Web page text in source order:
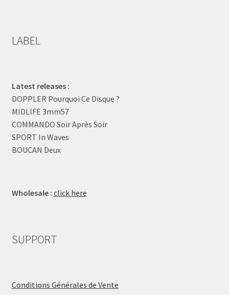
LABEL
Latest releases :
DOPPLER Pourquoi Ce Disque ?
MIDLIFE 3mm57
COMMANDO Soir Après Soir
SPORT In Waves
BOUCAN Deux
Wholesale : click here
SUPPORT
Conditions Générales de Vente